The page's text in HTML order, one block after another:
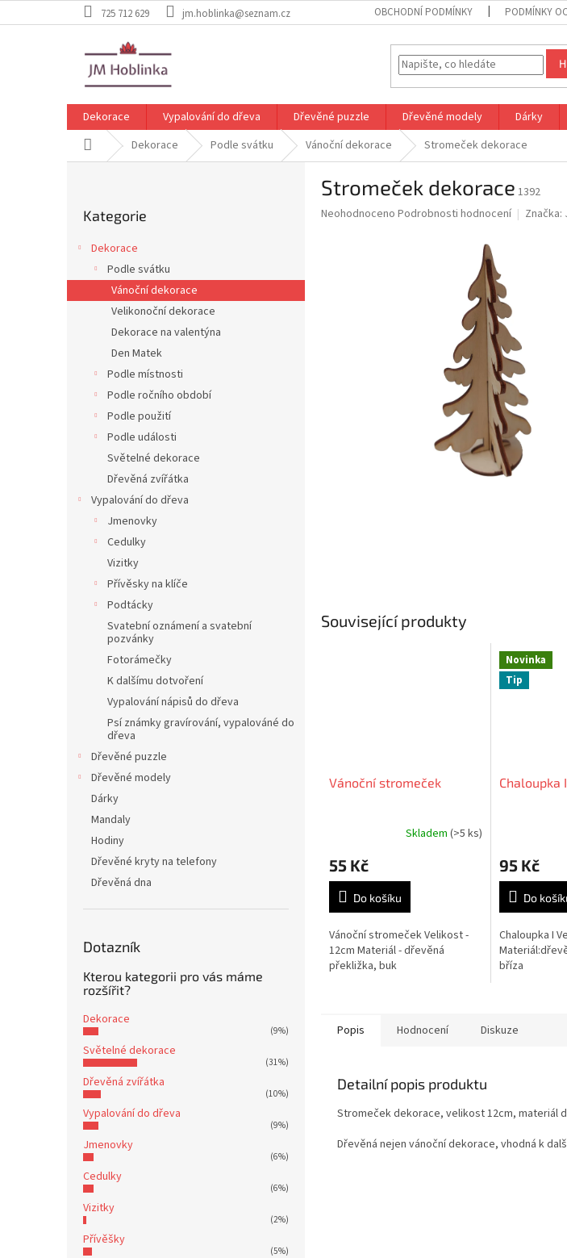
na
725 712 629 jm.hoblinka@seznam.cz OBCHODNÍ PODMÍNKY PODMÍNKY
Dekorace Vypalování do dřeva Dřevěné puzzle Dřevěné modely Dárky
Domů Dekorace Podle svátku Vánoční dekorace Stromeček dekorace
n
kategorie
Kategorie
Dekorace
Podle svátku
Vánoční dekorace
Velikonoční dekorace
Dekorace na valentýna
Den Matek
Podle místnosti
Podle ročního období
Podle použití
Podle události
Světelné dekorace
Dřevěná zvířátka
Vypalování do dřeva
Jmenovky
Cedulky
Vizitky
Přívěsky na klíče
Podtácky
Svatební oznámení a svatební
pozvánky
Fotorámečky
K dalšímu dotvoření
Vypalování nápisů do dřeva
Psí známky gravírování, vypalováné do
dřeva
Dřevěné puzzle
Dřevěné modely
Dárky
Mandaly
Hodiny
Dřevěné kryty na telefony
Dřevěná dna
Dotazník
Kterou kategorii pro vás máme
rozšířit?
Dekorace
(9%)
Světelné dekorace
(31%)
Dřevěná zvířátka
(10%)
Vypalování do dřeva
(9%)
Jmenovky
(6%)
Cedulky
(6%)
Vizitky
(2%)
Přívěšky
(5%)
Stromeček dekorace 1392
Průměrné
Neohodnoceno Podrobnosti hodnocení Značka:
Související produkty
Vánoční stromeček
Skladem (>5 ks)
55 Kč
Do košíku
Vánoční stromeček Velikost -
12cm Materiál - dřevěná
překližka, buk
Novinka
Tip
Chaloupka I
produktu
je
5,0
z
5
hvězdiček.
95 Kč
Do
Chaloupka I
bříza
Popis Hodnocení Diskuze
Detailní popis produktu
Stromeček dekorace, velikost 12cm, materiál
Dřevěná nejen vánoční dekorace, vhodná k